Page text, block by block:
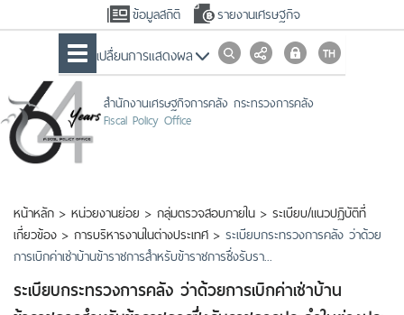
ข้อมูลสถิติ รายงานเศรษฐกิจ
เปลื่ยนการแสดงผล
สำนักงานเศรษฐกิจการคลัง กระทรวงการคลัง
Fiscal Policy Office
หน้าหลัก > หน่วยงานย่อย > กลุ่มตรวจสอบภายใน > ระเบียบ/แนวปฏิบัติที่
เกี่ยวข้อง > การบริหารงานในต่างประเทศ > ระเบียบกระทรวงการคลัง ว่าด้วย
การเบิกค่าเช่าบ้านข้าราชการสำหรับข้าราชการซึ่งรับรา...
ระเบียบกระทรวงการคลัง ว่าด้วยการเบิกค่าเช่าบ้าน